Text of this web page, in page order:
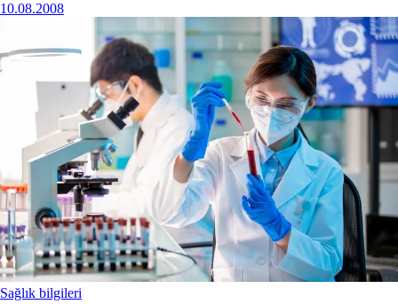
10.08.2008
Sağlık bilgileri